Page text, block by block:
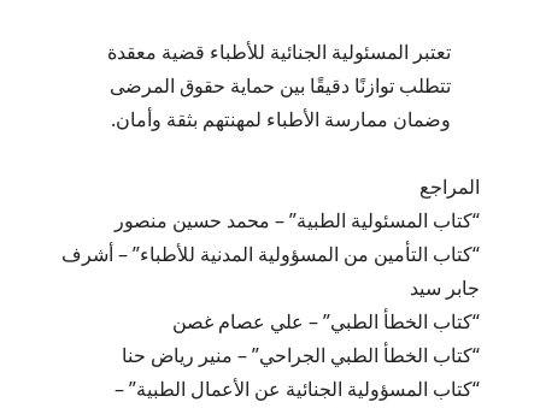
تعتبر المسئولية الجنائية للأطباء قضية معقدة
تتطلب توازنًا دقيقًا بين حماية حقوق المرضى
وضمان ممارسة الأطباء لمهنتهم بثقة وأمان.
المراجع
“كتاب المسئولية الطبية” – محمد حسين منصور
“كتاب التأمين من المسؤولية المدنية للأطباء” – أشرف
جابر سيد
“كتاب الخطأ الطبي” – علي عصام غصن
“كتاب الخطأ الطبي الجراحي” – منير رياض حنا
“كتاب المسؤولية الجنائية عن الأعمال الطبية” –